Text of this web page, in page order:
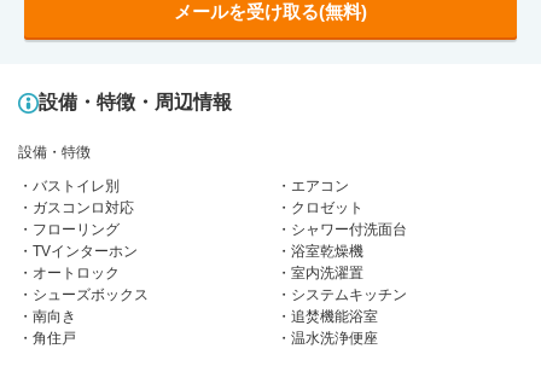
メールを受け取る(無料)
設備・特徴・周辺情報
設備・特徴
バストイレ別
エアコン
ガスコンロ対応
クロゼット
フローリング
シャワー付洗面台
TVインターホン
浴室乾燥機
オートロック
室内洗濯置
シューズボックス
システムキッチン
南向き
追焚機能浴室
角住戸
温水洗浄便座